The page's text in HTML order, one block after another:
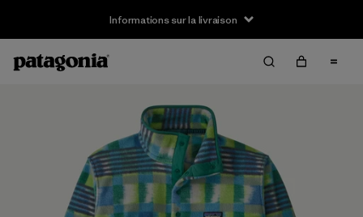
Informations sur la livraison